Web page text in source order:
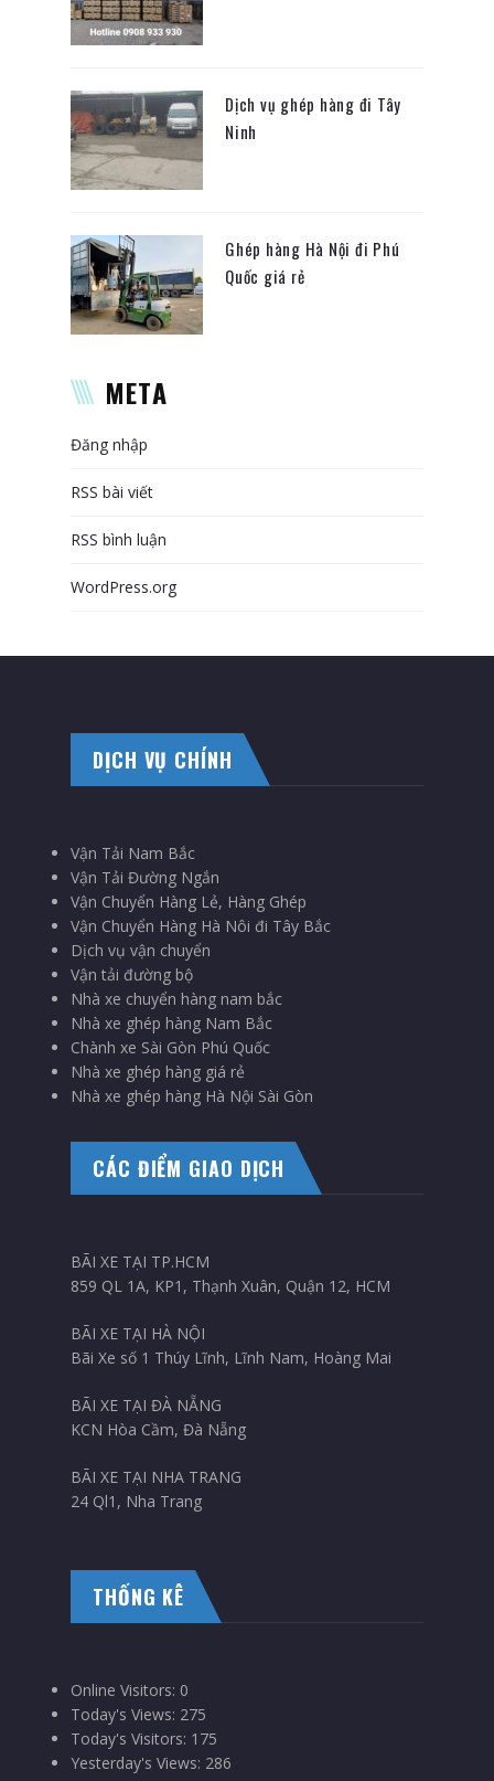
Dịch vụ ghép hàng đi Tây
Ninh
Ghép hàng Hà Nội đi Phú
Quốc giá rẻ
META
Đăng nhập
RSS bài viết
RSS bình luận
WordPress.org
DỊCH VỤ CHÍNH
Vận Tải Nam Bắc
Vận Tải Đường Ngắn
Vận Chuyển Hàng Lẻ, Hàng Ghép
Vận Chuyển Hàng Hà Nôi đi Tây Bắc
Dịch vụ vận chuyển
Vận tải đường bộ
Nhà xe chuyển hàng nam bắc
Nhà xe ghép hàng Nam Bắc
Chành xe Sài Gòn Phú Quốc
Nhà xe ghép hàng giá rẻ
Nhà xe ghép hàng Hà Nội Sài Gòn
CÁC ĐIỂM GIAO DỊCH
BÃI XE TẠI TP.HCM
859 QL 1A, KP1, Thạnh Xuân, Quận 12, HCM
BÃI XE TẠI HÀ NỘI
Bãi Xe số 1 Thúy Lĩnh, Lĩnh Nam, Hoàng Mai
BÃI XE TẠI ĐÀ NẴNG
KCN Hòa Cầm, Đà Nẵng
BÃI XE TẠI NHA TRANG
24 Ql1, Nha Trang
THỐNG KÊ
Online Visitors: 0
Today's Views: 275
Today's Visitors: 175
Yesterday's Views: 286